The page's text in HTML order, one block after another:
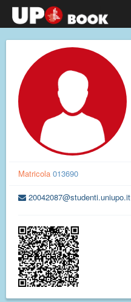
Matricola 013690
20042087@studenti.uniupo.it